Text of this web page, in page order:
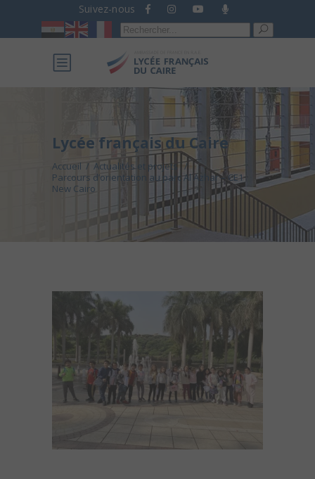
Suivez-nous
Recherche
pour :
Lycée français du Caire
Accueil / Actualités et projets
/
Parcours d’orientation au parc Al Azhar – CE1
New Cairo